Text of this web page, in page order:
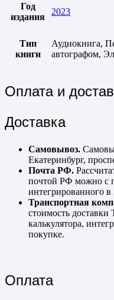
Год
издания
2023
Тип
книги
Аудиокнига,
автографом,
Оплата и
Доставка
Самовывоз.
Екатеринбург,
Почта РФ.
почтой РФ можно с
интегрированного
Транспортная
стоимость
калькулятора,
покупке.
Оплата